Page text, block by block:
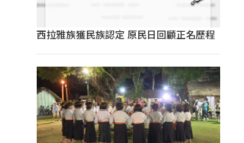
西拉雅族獲民族認定 原民日回顧正名歷程